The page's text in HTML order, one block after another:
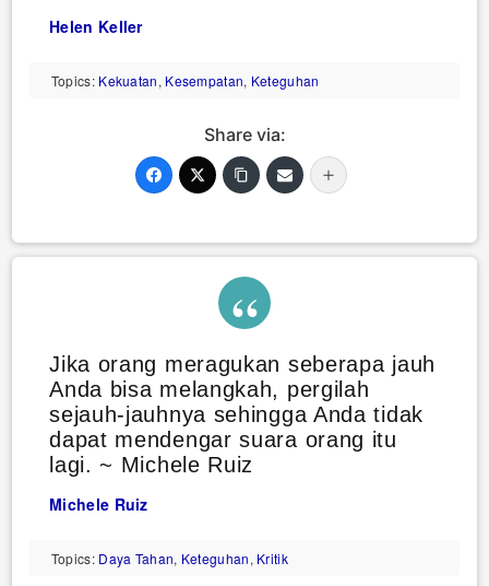
Helen Keller
Topics: Kekuatan, Kesempatan, Keteguhan
Share via:
Jika orang meragukan seberapa jauh
Anda bisa melangkah, pergilah
sejauh-jauhnya sehingga Anda tidak
dapat mendengar suara orang itu
lagi. ~ Michele Ruiz
Michele Ruiz
Topics: Daya Tahan, Keteguhan, Kritik